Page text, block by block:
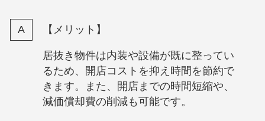
【メリット】
居抜き物件は内装や設備が既に整ってい
るため、開店コストを抑え時間を節約で
きます。また、開店までの時間短縮や、
減価償却費の削減も可能です。